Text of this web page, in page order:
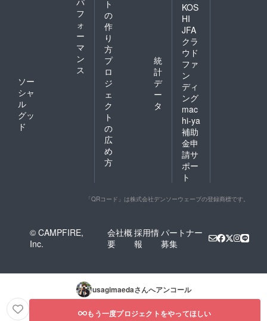
フ
ォ
ー
マ
ン
ス
ソー
シャ
ル
グッ
ド
ト
の
作
り
方
プ
ロ
ジ
ェ
ク
ト
の
広
め
方
統
計
デ
ー
タ
KOS
HI
JFA
クラ
ウド
ファ
ン
ディ
ング
mac
hi-ya
補助
金申
請サ
ポー
ト
「QRコード」は株式会社デンソーウェーブの登録商標です。
© CAMPFIRE,
Inc.
会社概
要
採用情
報
パートナー
募集
usagimaedaさんへアンコール
もう一度プロジェクトをやってほしい